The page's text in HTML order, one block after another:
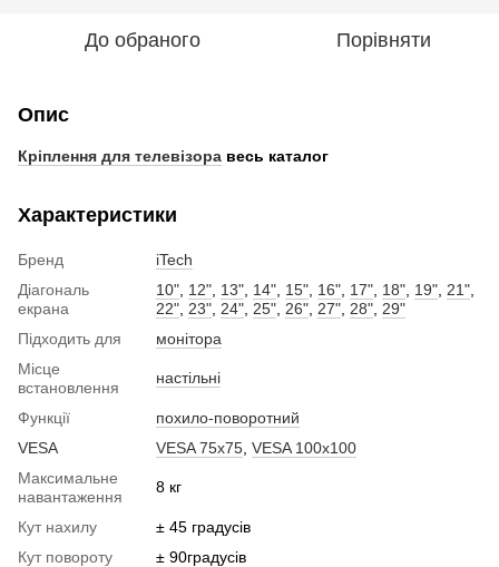
До обраного Порівняти
Опис
Кріплення для телевізора весь каталог
Характеристики
Бренд
iTech
Діагональ
екрана
10" 12" 13" 14" 15" 16" 17" 18" 19" 21"
22" 23" 24" 25" 26" 27" 28" 29"
Підходить для
монітора
Місце
встановлення
настільні
Функції
похило-поворотний
VESA
VESA 75x75 VESA 100x100
Максимальне
навантаження
8 кг
Кут нахилу
± 45 градусів
Кут повороту
± 90градусів